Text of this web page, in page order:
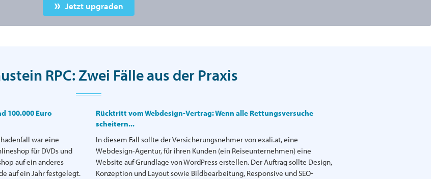
Jetzt upgraden
RPC: Zwei Fälle aus der Praxis
100.000 Euro
war eine
für DVDs und
auf ein anderes
auf ein Jahr festgelegt.
Rücktritt vom Webdesign-Vertrag: Wenn alle Rettungsversuche
scheitern...
In diesem Fall sollte der Versicherungsnehmer von exali.at, eine
Webdesign-Agentur, für ihren Kunden (ein Reiseunternehmen) eine
Website auf Grundlage von WordPress erstellen. Der Auftrag sollte Design,
Konzeption und Layout sowie Bildbearbeitung, Responsive und SEO-